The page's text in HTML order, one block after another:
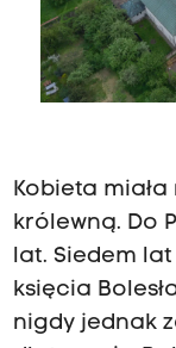
Kobieta
królewną. Do
lat. Siedem lat
księcia
nigdy jednak